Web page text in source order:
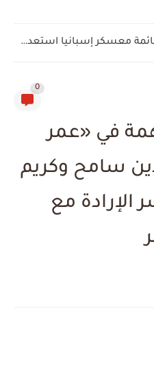
الأهلي يعلن قائمة معسكر إسبانيا استعدادًا للموسم الجديد.. مزيج من...
0
في «عمر
سامح وكريم
مع